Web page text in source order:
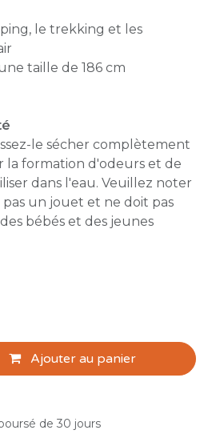
le trekking et les
taille de 186 cm
le sécher complètement
la formation d'odeurs et de
dans l'eau. Veuillez noter
un jouet et ne doit pas
bébés et des jeunes
Ajouter au panier
de 30 jours